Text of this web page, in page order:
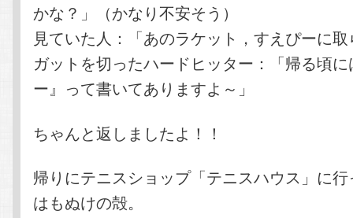
かな？」（かなり不安そう）
見ていた人：「あのラケット，すえぴーに
ガットを切ったハードヒッター：「帰る頃
ー』って書いてありますよ～」
ちゃんと返しましたよ！！
帰りにテニスショップ「テニスハウス」に
はもぬけの殻。